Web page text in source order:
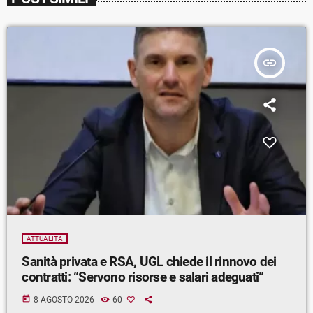
insert_link
ATTUALITÀ
Sanità privata e RSA, UGL chiede il rinnovo dei
contratti: “Servono risorse e salari adeguati”
today 8 AGOSTO 2026 60